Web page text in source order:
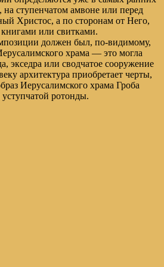
на ступенчатом амвоне или перед
Христос, а по сторонам от Него,
или свитками.
должен был, по-видимому,
храма — это могла
экседра или сводчатое сооружение
архитектура приобретает черты,
Иерусалимского храма Гроба
ротонды.